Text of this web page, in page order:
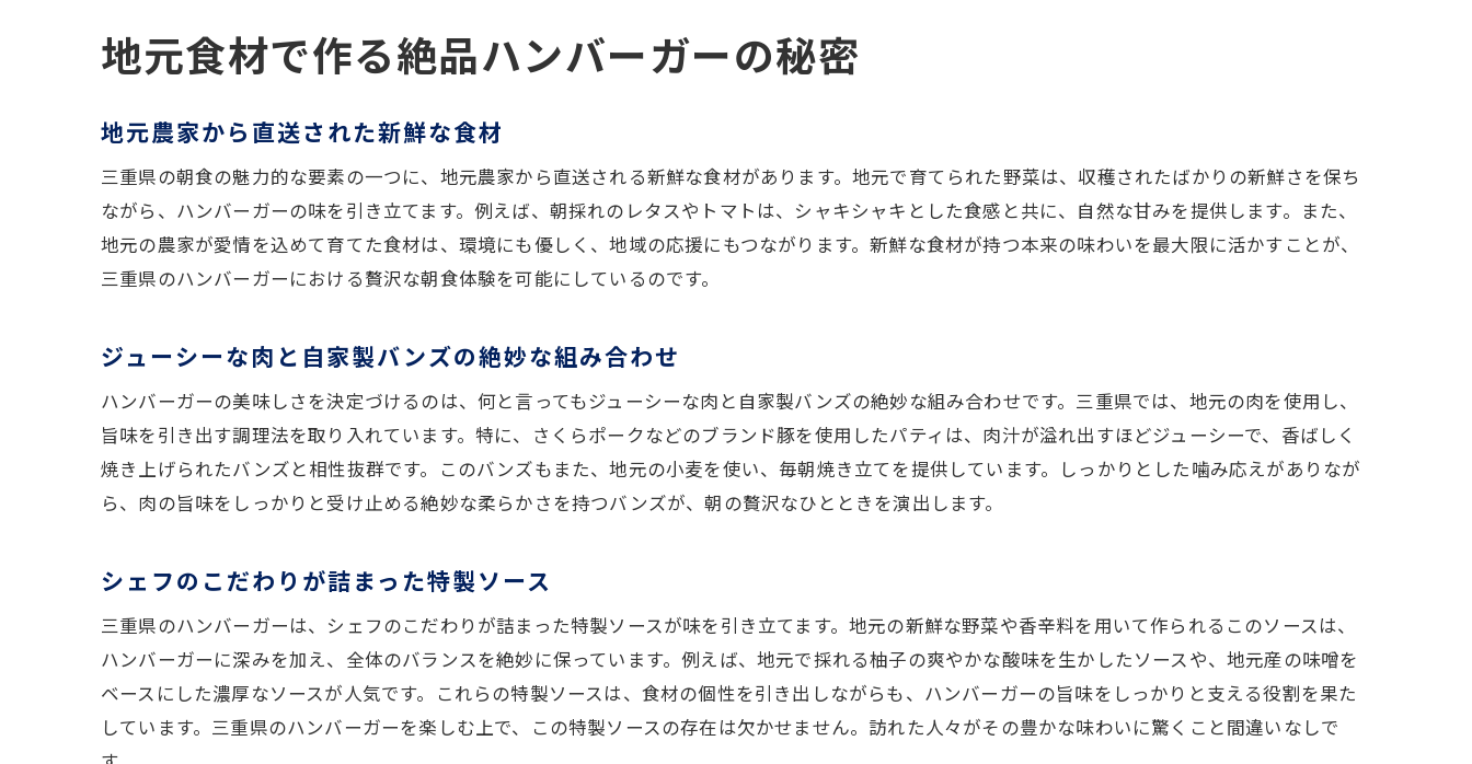
家族や友人との楽しい時間を演出
旅行者を歓迎する心温まるサービス
食通が認める絶品ハンバーガーの味わい
地元の誇りを感じる一品
素材と調理法にこだわった贅沢な味
地域に愛される味を守り続ける努力
地元食材で作る絶品ハンバーガーの秘密
地元農家から直送された新鮮な食材
三重県の朝食の魅力的な要素の一つに、地元農家から直送される新鮮な食材があります。地元で育てられた野菜は、収穫されたばかりの新鮮さを保ち
ながら、ハンバーガーの味を引き立てます。例えば、朝採れのレタスやトマトは、シャキシャキとした食感と共に、自然な甘みを提供します。また、
地元の農家が愛情を込めて育てた食材は、環境にも優しく、地域の応援にもつながります。新鮮な食材が持つ本来の味わいを最大限に活かすことが、
三重県のハンバーガーにおける贅沢な朝食体験を可能にしているのです。
ジューシーな肉と自家製バンズの絶妙な組み合わせ
ハンバーガーの美味しさを決定づけるのは、何と言ってもジューシーな肉と自家製バンズの絶妙な組み合わせです。三重県では、地元の肉を使用し、
旨味を引き出す調理法を取り入れています。特に、さくらポークなどのブランド豚を使用したパティは、肉汁が溢れ出すほどジューシーで、香ばしく
焼き上げられたバンズと相性抜群です。このバンズもまた、地元の小麦を使い、毎朝焼き立てを提供しています。しっかりとした噛み応えがありなが
ら、肉の旨味をしっかりと受け止める絶妙な柔らかさを持つバンズが、朝の贅沢なひとときを演出します。
シェフのこだわりが詰まった特製ソース
三重県のハンバーガーは、シェフのこだわりが詰まった特製ソースが味を引き立てます。地元の新鮮な野菜や香辛料を用いて作られるこのソースは、
ハンバーガーに深みを加え、全体のバランスを絶妙に保っています。例えば、地元で採れる柚子の爽やかな酸味を生かしたソースや、地元産の味噌を
ベースにした濃厚なソースが人気です。これらの特製ソースは、食材の個性を引き出しながらも、ハンバーガーの旨味をしっかりと支える役割を果た
しています。三重県のハンバーガーを楽しむ上で、この特製ソースの存在は欠かせません。訪れた人々がその豊かな味わいに驚くこと間違いなしで